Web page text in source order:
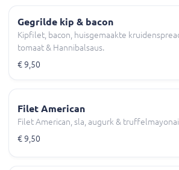
Gegrilde kip & bacon
Kipfilet, bacon, huisgemaakte
tomaat & Hannibalsaus.
€ 9,50
Filet American
Filet American, sla, augurk &
€ 9,50